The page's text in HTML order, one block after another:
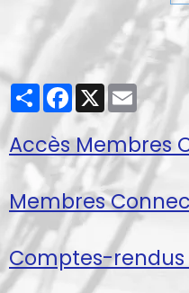
PartagerFacebook
X Email
Accès Membres
Membres
Comptes-rendus